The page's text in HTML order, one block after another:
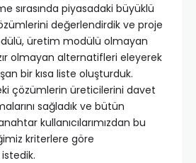
sırasında piyasadaki büyüklü
değerlendirdik ve proje
üretim modülü olmayan
olmayan alternatifleri eleyerek
bir kısa liste oluşturduk.
çözümlerin üreticilerini davet
sağladık ve bütün
kullanıcılarımızdan bu
kriterlere göre
istedik.